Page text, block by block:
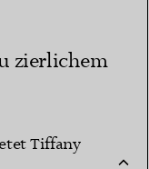
zierlichem
Tiffany